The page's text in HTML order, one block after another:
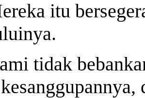
itu
tidak